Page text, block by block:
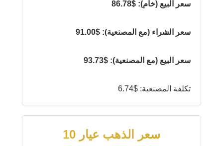
سعر البيع (خام): $86.78
سعر الشراء (مع المصنعية): $91.00
سعر البيع (مع المصنعية): $93.73
تكلفة المصنعية: $6.74
سعر الذهب عيار 10